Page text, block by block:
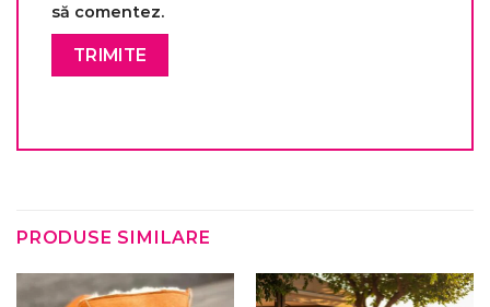
să comentez.
PRODUSE SIMILARE